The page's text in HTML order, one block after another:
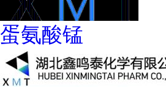
蛋氨酸锰